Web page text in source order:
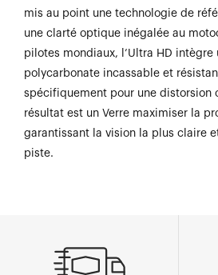
mis au point une technologie de
une clarté optique inégalée au
pilotes mondiaux, l’Ultra HD intègre
polycarbonate incassable et
spécifiquement pour une distorsion
résultat est un Verre maximiser la
garantissant la vision la plus claire
piste.